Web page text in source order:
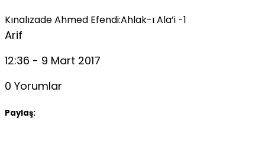
Kınalızade Ahmed Efendi:Ahlak-ı Ala’i -1
Arif
12:36 - 9 Mart 2017
0 Yorumlar
Paylaş: